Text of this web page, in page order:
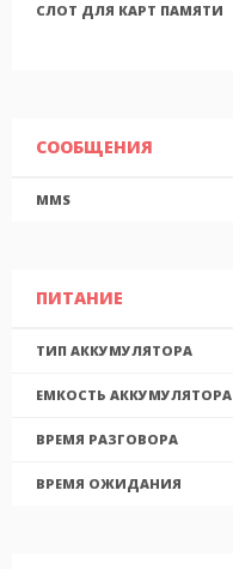
СЛОТ ДЛЯ КАРТ ПАМЯТИ
СООБЩЕНИЯ
MMS
ПИТАНИЕ
ТИП АККУМУЛЯТОРА
ЕМКОСТЬ АККУМУЛЯТОРА
ВРЕМЯ РАЗГОВОРА
ВРЕМЯ ОЖИДАНИЯ